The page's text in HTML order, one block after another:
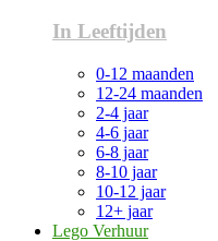
In Leeftijden
0-12 maanden
12-24 maanden
2-4 jaar
4-6 jaar
6-8 jaar
8-10 jaar
10-12 jaar
12+ jaar
Lego Verhuur